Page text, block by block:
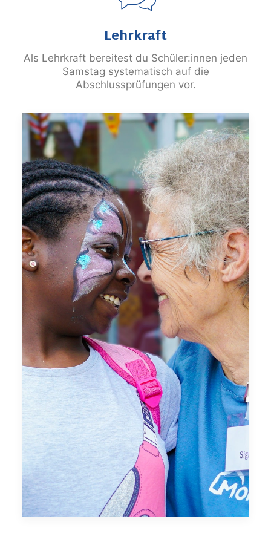
Lehrkraft
Als Lehrkraft bereitest du Schüler:innen jeden
Samstag systematisch auf die
Abschlussprüfungen vor.